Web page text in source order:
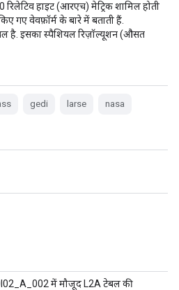
हाइट (आरएच) मेट्रिक शामिल होती
गए वेवफ़ॉर्म के बारे में बताती हैं.
है. इसका स्पैशियल रिज़ॉल्यूशन (औसत
gedi larse nasa
में मौजूद L2A टेबल की